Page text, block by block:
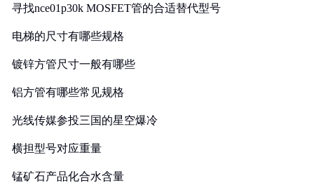
寻找nce01p30k MOSFET管的合适替代型号
电梯的尺寸有哪些规格
镀锌方管尺寸一般有哪些
铝方管有哪些常见规格
光线传媒参投三国的星空爆冷
横担型号对应重量
锰矿石产品化合水含量